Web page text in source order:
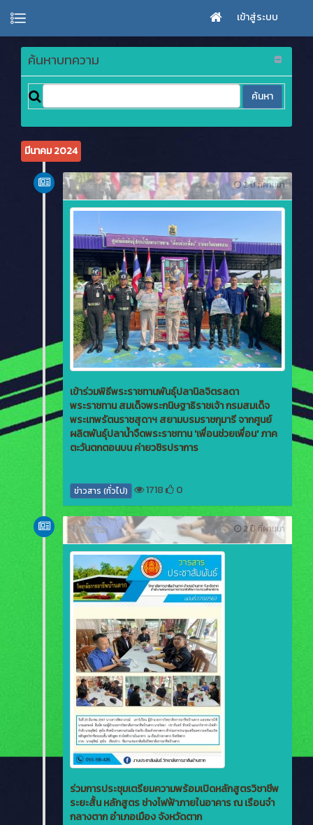
เข้าสู่ระบบ
ค้นหาบทความ
มีนาคม 2024
2 ปี ที่ผ่านมา
ข่าวสาร
เข้าร่วมพิธีพระราชทานพันธุ์ปลานิลจิตรลดา
พระราชทาน สมเด็จพระกนิษฐาธิราชเจ้า กรมสมเด็จ
พระเทพรัตนราชสุดาฯ สยามบรมราชกุมารี จากศูนย์
ผลิตพันธุ์ปลาน้ำจืดพระราชทาน 'เพื่อนช่วยเพื่อน' ภาค
ตะวันตกตอนบน ค่ายวชิรปราการ
ข่าวสาร (ทั่วไป) 1718 0
2 ปี ที่ผ่านมา
ข่าวสาร
ร่วมการประชุมเตรียมความพร้อมเปิดหลักสูตรวิชาชีพ
ระยะสั้น หลักสูตร ช่างไฟฟ้าภายในอาคาร ณ เรือนจำ
กลางตาก อำเภอเมือง จังหวัดตาก